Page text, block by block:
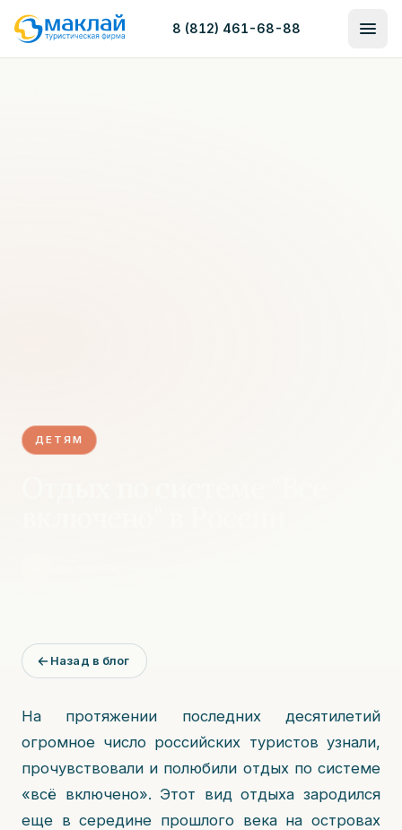
8 (812) 461-68-88
ДЕТЯМ
Назад в блог
На протяжении последних десятилетий
огромное число российских туристов узнали,
прочувствовали и полюбили отдых по системе
«всё включено». Этот вид отдыха зародился
еще в середине прошлого века на островах